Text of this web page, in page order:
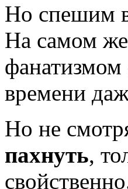
Но спешим
На самом
фанатизмом
времени
Но не
пахнуть,